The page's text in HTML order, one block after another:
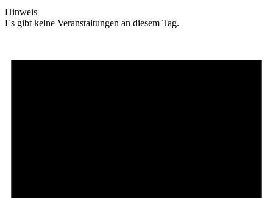
Hinweis
Es gibt keine Veranstaltungen an diesem Tag.